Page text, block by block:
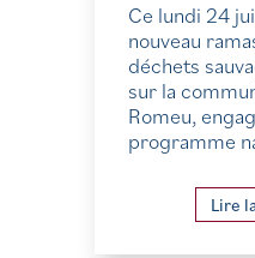
Ce lundi 24
nouveau
déchets
sur la
Romeu,
programme
Lire